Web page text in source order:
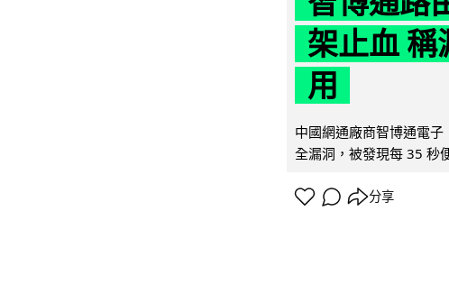
架止血 稱
用
中國網通廠商智博通電
全漏洞，被發現每 35 秒
分享